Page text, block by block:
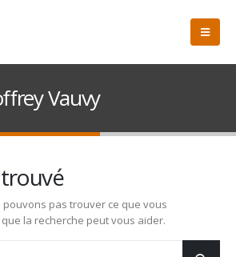
Vauvy
pas trouver ce que vous
la recherche peut vous aider.